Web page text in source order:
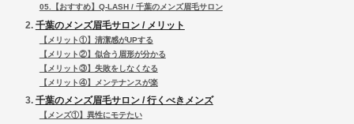
05.【おすすめ】Q-LASH / 千葉のメンズ眉毛サロン
千葉のメンズ眉毛サロン / メリット
【メリット①】清潔感がUPする
【メリット②】似合う眉形が分かる
【メリット③】失敗をしなくなる
【メリット④】メンテナンスが楽
千葉のメンズ眉毛サロン / 行くべきメンズ
【メンズ①】異性にモテたい